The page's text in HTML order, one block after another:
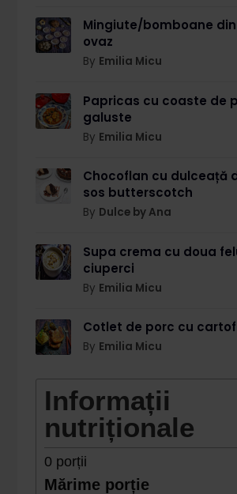
Mingiute/bomboane
ovaz
By Emilia Micu
Papricas cu coaste de
galuste
By Emilia Micu
Chocoflan cu dulceață
sos butterscotch
By Dulce by Ana
Supa crema cu doua
ciuperci
By Emilia Micu
Cotlet de porc cu
By Emilia Micu
Informații
nutriționale
0 porții
Mărime porție